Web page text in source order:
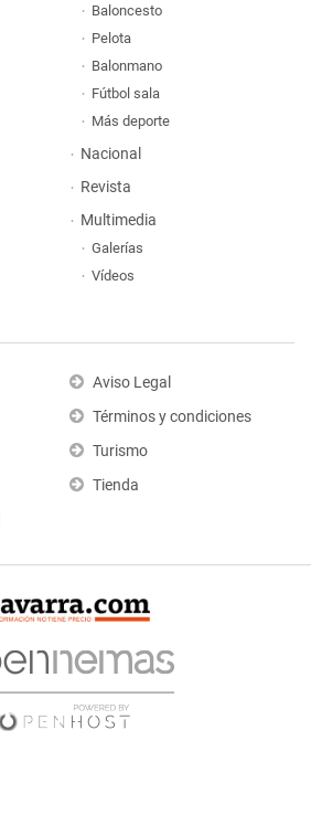
Baloncesto
Pelota
Balonmano
Fútbol sala
Más deporte
Nacional
Revista
Multimedia
Galerías
Vídeos
Aviso Legal
Términos y condiciones
Turismo
Tienda